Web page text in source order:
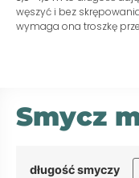
węszyć i bez
wymaga ona troszkę
Smycz
długość smyczy